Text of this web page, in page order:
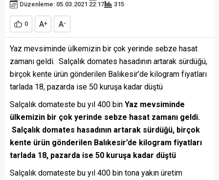
Düzenleme: 05.03.2021 22:17
315
0 A+ A-
Yaz mevsiminde ülkemizin bir çok yerinde sebze hasat
zamanı geldi. Salçalık domates hasadının artarak sürdüğü,
birçok kente ürün gönderilen Balıkesir’de kilogram fiyatları
tarlada 18, pazarda ise 50 kuruşa kadar düştü
Salçalık domateste bu yıl 400 bin Yaz mevsiminde
ülkemizin bir çok yerinde sebze hasat zamanı geldi.
Salçalık domates hasadının artarak sürdüğü, birçok
kente ürün gönderilen Balıkesir’de kilogram fiyatları
tarlada 18, pazarda ise 50 kuruşa kadar düştü
Salçalık domateste bu yıl 400 bin tona yakın üretim